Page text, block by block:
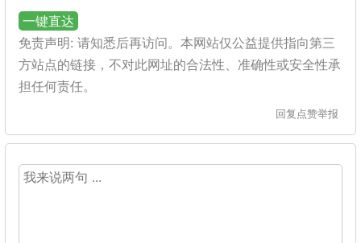
一键直达
免责声明: 请知悉后再访问。本网站仅公益提供指向第三
方站点的链接，不对此网址的合法性、准确性或安全性承
担任何责任。
回复 点赞举报